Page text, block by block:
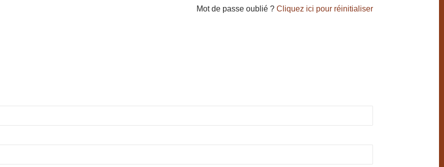
Mot de passe oublié ? Cliquez ici pour réinitialiser